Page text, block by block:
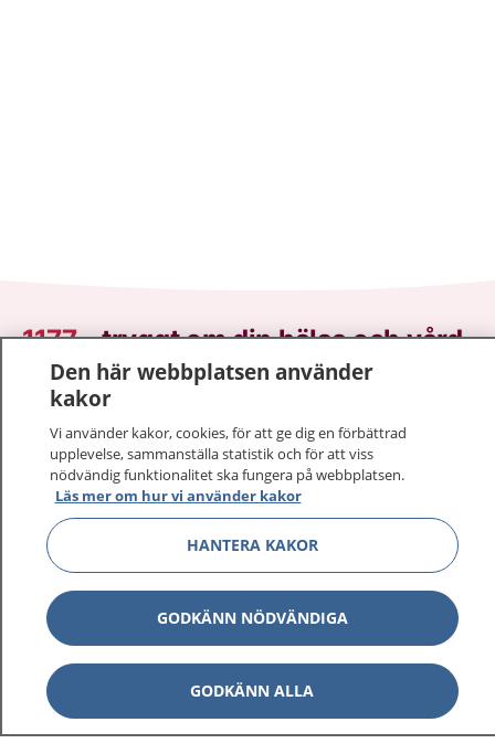
1177–tryggt om din hälsa och vård
På 1177.se får du råd om hälsa och information om
Logga in för att läsa din journal och göra dina
vårdärenden. Ring telefonnummer 1177 för
sjukvårdsrådgivning dygnet runt.
1177 ger dig råd när du vill må bättre.
1177 på flera språk Show
Om 1177 Show
Den här webbplatsen använder
kakor
Vi använder kakor, cookies, för att ge dig en förbättrad
upplevelse, sammanställa statistik och för att viss
nödvändig funktionalitet ska fungera på webbplatsen.
Läs mer om hur vi använder kakor
HANTERA KAKOR
GODKÄNN NÖDVÄNDIGA
GODKÄNN ALLA